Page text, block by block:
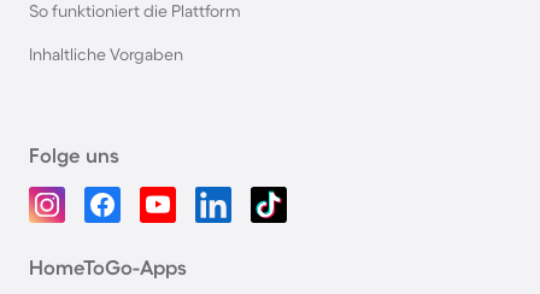
So funktioniert die Plattform
Inhaltliche Vorgaben
Folge uns
HomeToGo-Apps